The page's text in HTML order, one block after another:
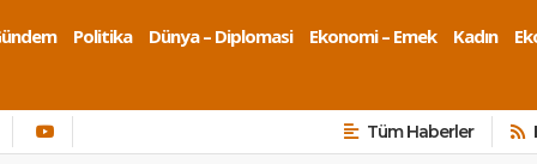
Politika Dünya – Diplomasi Ekonomi – Emek Kadın
Tüm Haberler